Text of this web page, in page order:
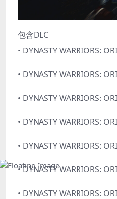
包含DLC
• DYNASTY WARRIORS:
• DYNASTY WARRIORS:
• DYNASTY WARRIORS:
• DYNASTY WARRIORS:
• DYNASTY WARRIORS:
• DYNASTY WARRIORS:
• DYNASTY WARRIORS: